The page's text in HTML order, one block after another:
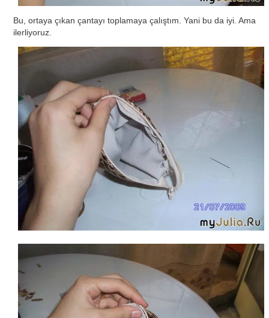
Bu, ortaya çıkan çantayı toplamaya çalıştım. Yani bu da iyi. Ama
ilerliyoruz.